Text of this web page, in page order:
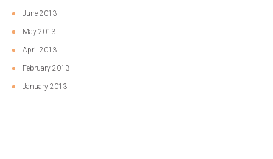
June 2013
May 2013
April 2013
February 2013
January 2013